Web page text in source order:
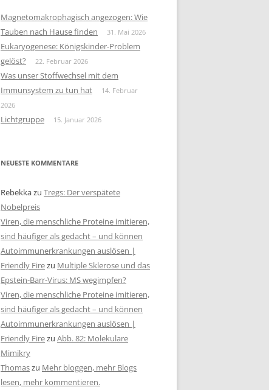
Magnetomakrophagisch angezogen: Wie
Tauben nach Hause finden
31. Mai 2026
Eukaryogenese: Königskinder-Problem
gelöst?
22. Februar 2026
Was unser Stoffwechsel mit dem
Immunsystem zu tun hat
14. Februar
2026
Lichtgruppe 15. Januar 2026
NEUESTE KOMMENTARE
Rebekkazu Tregs: Der verspätete
Nobelpreis
Viren, die menschliche Proteine imitieren,
sind häufiger als gedacht – und können
Autoimmunerkrankungen auslösen |
Friendly Firezu Multiple Sklerose und das
Epstein-Barr-Virus: MS wegimpfen?
Viren, die menschliche Proteine imitieren,
sind häufiger als gedacht – und können
Autoimmunerkrankungen auslösen |
Friendly Firezu Abb. 82: Molekulare
Mimikry
Thomaszu Mehr bloggen, mehr Blogs
lesen, mehr kommentieren.